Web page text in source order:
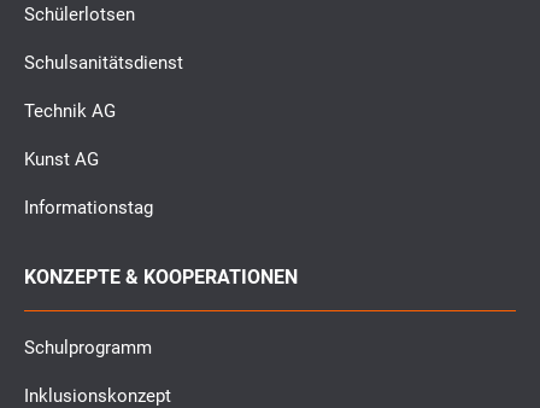
Schülerlotsen
Schulsanitätsdienst
Technik AG
Kunst AG
Informationstag
KONZEPTE & KOOPERATIONEN
Schulprogramm
Inklusionskonzept